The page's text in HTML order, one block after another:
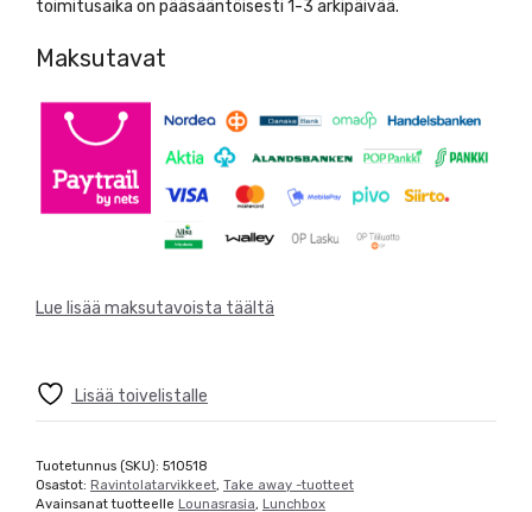
toimitusaika on pääsääntöisesti 1-3 arkipäivää.
Maksutavat
Lue lisää maksutavoista täältä
Lisää toivelistalle
Tuotetunnus (SKU): 510518
Osastot: Ravintolatarvikkeet, Take away -tuotteet
Avainsanat tuotteelle Lounasrasia, Lunchbox